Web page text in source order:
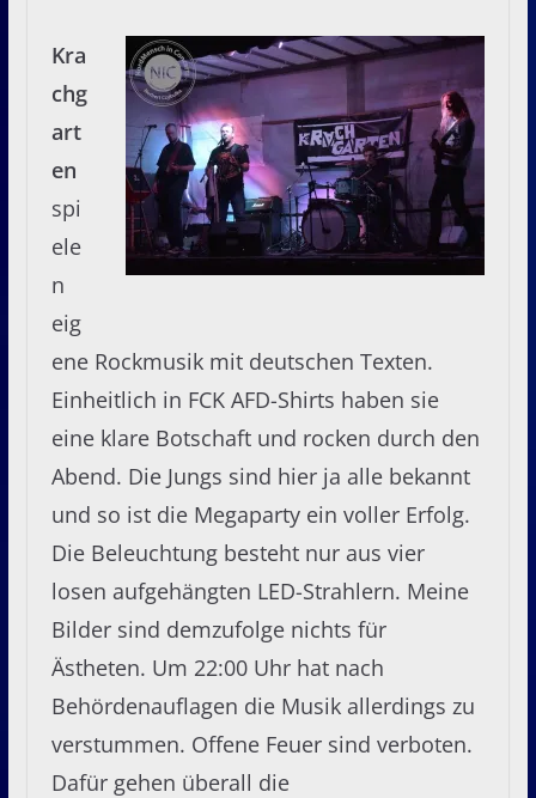
Kra
chg
art
en
spi
ele
n
eig
ene Rockmusik mit deutschen Texten.
Einheitlich in FCK AFD-Shirts haben sie
eine klare Botschaft und rocken durch den
Abend. Die Jungs sind hier ja alle bekannt
und so ist die Megaparty ein voller Erfolg.
Die Beleuchtung besteht nur aus vier
losen aufgehängten LED-Strahlern. Meine
Bilder sind demzufolge nichts für
Ästheten. Um 22:00 Uhr hat nach
Behördenauflagen die Musik allerdings zu
verstummen. Offene Feuer sind verboten.
Dafür gehen überall die